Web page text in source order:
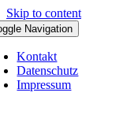
Skip to content
Navigation
Kontakt
Datenschutz
Impressum